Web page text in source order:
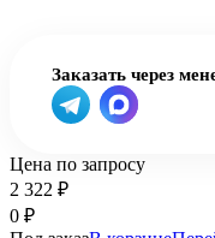
Заказать через
Цена по запросу
2 322 ₽
0 ₽